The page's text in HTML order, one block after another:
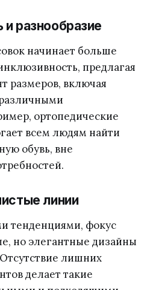
разнообразие
начинает больше
предлагая
размеров, включая
ортопедические
всем людям найти
обувь, вне
линии
тенденциями, фокус
но элегантные дизайны
лишних
делает такие